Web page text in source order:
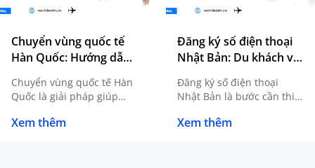
Chuyển vùng quốc tế
Hàn Quốc: Hướng dẫn
đăng ký, sử dụng và
lưu ý cần biết
Chuyển vùng quốc tế Hàn
Quốc là giải pháp giúp
dụng SIM Việt Nam khi du
Xem thêm
Đăng ký số điện thoại
Nhật Bản: Du khách và
Đăng ký số điện thoại
Nhật Bản là bước cần thiết
lao động, khách du lịch
Xem thêm